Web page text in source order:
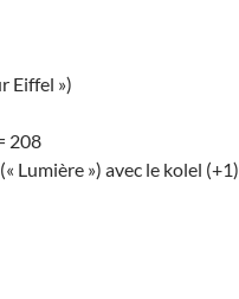
Eiffel »)
208
Lumière ») avec le kolel (+1)